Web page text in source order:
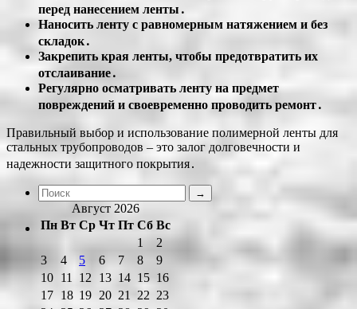
перед нанесением ленты․
Наносить ленту с равномерным натяжением и без
складок․
Закрепить края ленты, чтобы предотвратить их
отслаивание․
Регулярно осматривать ленту на предмет
повреждений и своевременно проводить ремонт․
Правильный выбор и использование полимерной ленты для
стальных трубопроводов – это залог долговечности и
надежности защитного покрытия․
Август 2026
Пн Вт Ср Чт Пт Сб Вс
1
2
3
4 5 6 7 8
9
10 11 12 13 14 15 16
17 18 19 20 21 22 23